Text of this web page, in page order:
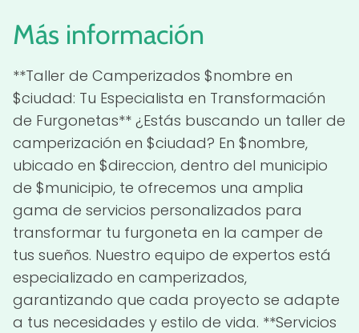
Más información
**Taller de Camperizados $nombre en
$ciudad: Tu Especialista en Transformación
de Furgonetas** ¿Estás buscando un taller de
camperización en $ciudad? En $nombre,
ubicado en $direccion, dentro del municipio
de $municipio, te ofrecemos una amplia
gama de servicios personalizados para
transformar tu furgoneta en la camper de
tus sueños. Nuestro equipo de expertos está
especializado en camperizados,
garantizando que cada proyecto se adapte
a tus necesidades y estilo de vida. **Servicios